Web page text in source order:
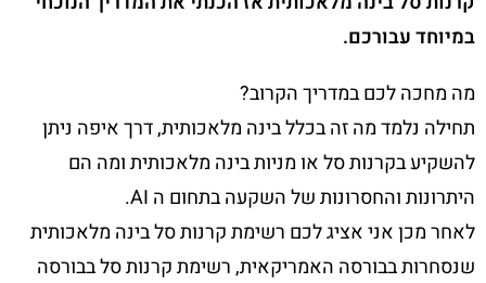
במיוחד עבורכם.
מה מחכה לכם במדריך הקרוב?
תחילה נלמד מה זה בכלל בינה מלאכותית, דרך איפה ניתן
להשקיע בקרנות סל או מניות בינה מלאכותית ומה הם
היתרונות והחסרונות של השקעה בתחום ה AI.
לאחר מכן אני אציג לכם רשימת קרנות סל בינה מלאכותית
שנסחרות בבורסה האמריקאית, רשימת קרנות סל בבורסה